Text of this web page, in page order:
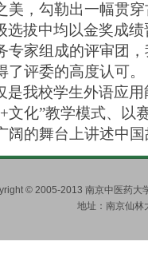
美，勾勒出一幅贯
选拔中均以金奖成
专家组成的评审团
评委的高度认可。
是我校学生外语应
+文化”教学模式、以
阔的舞台上讲述中
© 2005-2013 南京中医药大
地址：南京仙林